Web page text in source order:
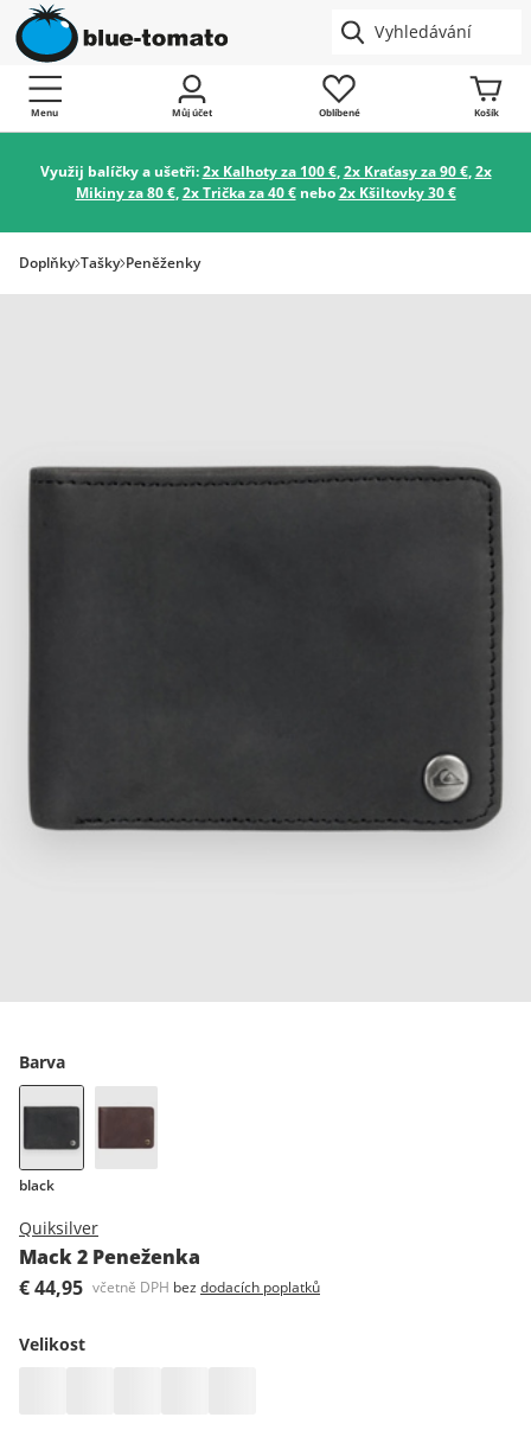
Menu Můj účet Oblíbené Košík
Využij balíčky a ušetři:2x Kalhoty za 100 €,2x Kraťasy za 90 €,2x
Mikiny za 80 €,2x Trička za 40 €nebo2x Kšiltovky 30 €
Doplňky Tašky Peněženky
Barva
black
Quiksilver
Mack 2 Peneženka
€ 44,95 včetně DPH bez dodacích poplatků
Velikost